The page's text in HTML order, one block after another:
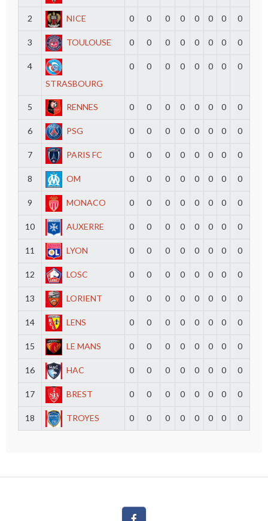
2 NICE 0 0 0 0 0 0 0 0
3 TOULOUSE 0 0 0 0 0 0 0 0
4
STRASBOURG
0 0 0 0 0 0 0 0
5 RENNES 0 0 0 0 0 0 0 0
6 PSG 0 0 0 0 0 0 0 0
7 PARIS FC 0 0 0 0 0 0 0 0
8 OM 0 0 0 0 0 0 0 0
9 MONACO 0 0 0 0 0 0 0 0
10 AUXERRE 0 0 0 0 0 0 0 0
11 LYON 0 0 0 0 0 0 0 0
12 LOSC 0 0 0 0 0 0 0 0
13 LORIENT 0 0 0 0 0 0 0 0
14 LENS 0 0 0 0 0 0 0 0
15 LE MANS 0 0 0 0 0 0 0 0
16 HAC 0 0 0 0 0 0 0 0
17 BREST 0 0 0 0 0 0 0 0
18 TROYES 0 0 0 0 0 0 0 0